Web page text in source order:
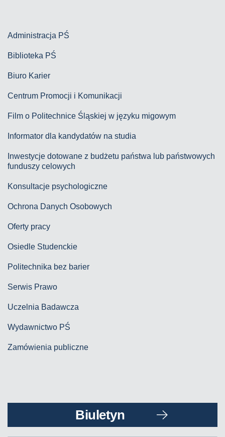
Administracja PŚ
Biblioteka PŚ
Biuro Karier
Centrum Promocji i Komunikacji
Film o Politechnice Śląskiej w języku migowym
Informator dla kandydatów na studia
Inwestycje dotowane z budżetu państwa lub państwowych
funduszy celowych
Konsultacje psychologiczne
Ochrona Danych Osobowych
Oferty pracy
Osiedle Studenckie
Politechnika bez barier
Serwis Prawo
Uczelnia Badawcza
Wydawnictwo PŚ
Zamówienia publiczne
Biuletyn